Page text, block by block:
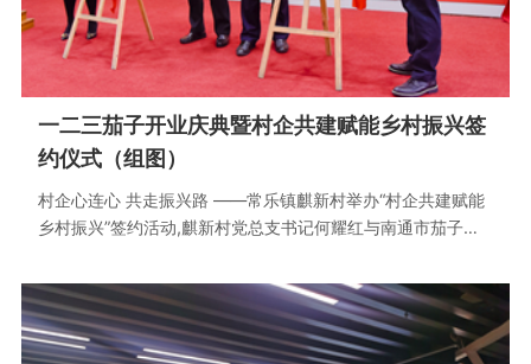
一二三茄子开业庆典暨村企共建赋能乡村振兴签
约仪式（组图）
村企心连心 共走振兴路 ——常乐镇麒新村举办“村企共建赋能
乡村振兴”签约活动,麒新村党总支书记何耀红与南通市茄子影
风雷、张卫彬以及“一二三茄子”影像平台总经理朱桂娟共同为
公司揭牌。